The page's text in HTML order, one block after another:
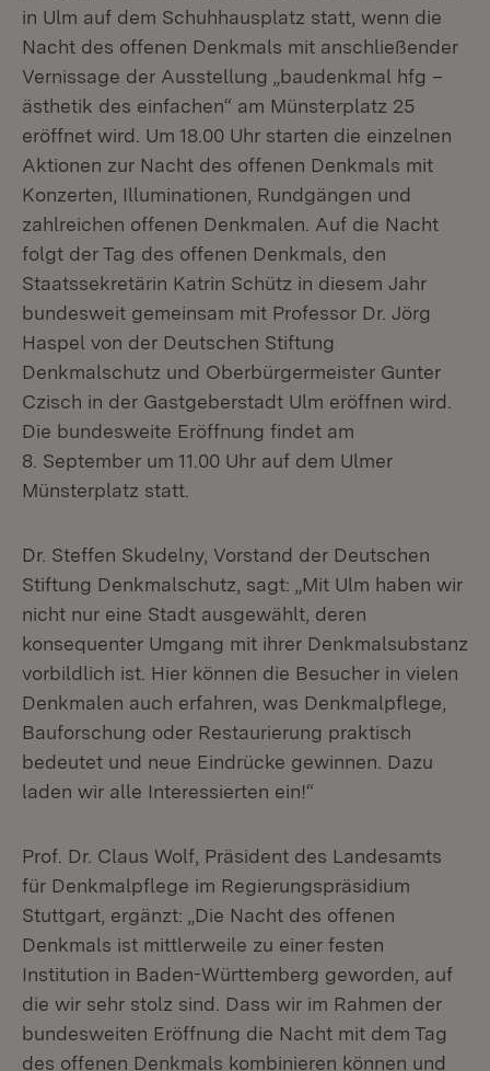
in Ulm auf dem Schuhhausplatz statt, wenn die
Nacht des offenen Denkmals mit anschließender
Vernissage der Ausstellung „baudenkmal hfg –
ästhetik des einfachen“ am Münsterplatz 25
eröffnet wird. Um 18.00 Uhr starten die einzelnen
Aktionen zur Nacht des offenen Denkmals mit
Konzerten, Illuminationen, Rundgängen und
zahlreichen offenen Denkmalen. Auf die Nacht
folgt der Tag des offenen Denkmals, den
Staatssekretärin Katrin Schütz in diesem Jahr
bundesweit gemeinsam mit Professor Dr. Jörg
Haspel von der Deutschen Stiftung
Denkmalschutz und Oberbürgermeister Gunter
Czisch in der Gastgeberstadt Ulm eröffnen wird.
Die bundesweite Eröffnung findet am
8. September um 11.00 Uhr auf dem Ulmer
Münsterplatz statt.
Dr. Steffen Skudelny, Vorstand der Deutschen
Stiftung Denkmalschutz, sagt: „Mit Ulm haben wir
nicht nur eine Stadt ausgewählt, deren
konsequenter Umgang mit ihrer Denkmalsubstanz
vorbildlich ist. Hier können die Besucher in vielen
Denkmalen auch erfahren, was Denkmalpflege,
Bauforschung oder Restaurierung praktisch
bedeutet und neue Eindrücke gewinnen. Dazu
laden wir alle Interessierten ein!“
Prof. Dr. Claus Wolf, Präsident des Landesamts
für Denkmalpflege im Regierungspräsidium
Stuttgart, ergänzt: „Die Nacht des offenen
Denkmals ist mittlerweile zu einer festen
Institution in Baden-Württemberg geworden, auf
die wir sehr stolz sind. Dass wir im Rahmen der
bundesweiten Eröffnung die Nacht mit dem Tag
des offenen Denkmals kombinieren können und